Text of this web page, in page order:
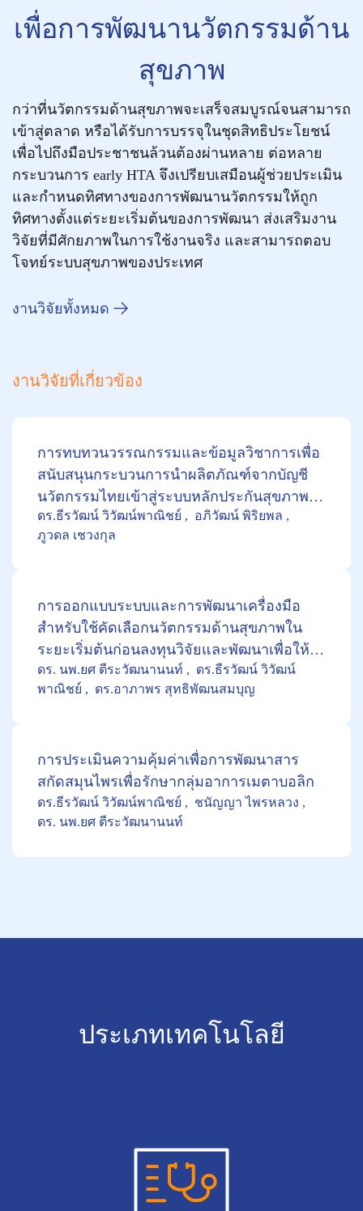
เพื่อการพัฒนานวัตกรรมด้าน
สุขภาพ
กว่าที่นวัตกรรมด้านสุขภาพจะเสร็จสมบูรณ์จนสามารถ
เข้าสู่ตลาด หรือได้รับการบรรจุในชุดสิทธิประโยชน์
เพื่อไปถึงมือประชาชนล้วนต้องผ่านหลาย ต่อหลาย
กระบวนการ early HTA จึงเปรียบเสมือนผู้ช่วยประเมิน
และกำหนดทิศทางของการพัฒนานวัตกรรมให้ถูก
ทิศทางตั้งแต่ระยะเริ่มต้นของการพัฒนา ส่งเสริมงาน
วิจัยที่มีศักยภาพในการใช้งานจริง และสามารถตอบ
โจทย์ระบบสุขภาพของประเทศ
งานวิจัยทั้งหมด
งานวิจัยที่เกี่ยวข้อง
การทบทวนวรรณกรรมและข้อมูลวิชาการเพื่อ
สนับสนุนกระบวนการนำผลิตภัณฑ์จากบัญชี
นวัตกรรมไทยเข้าสู่ระบบหลักประกันสุขภาพ
แห่งชาติ กรณีศึกษานวัตกรรมวัสดุปิดแผล
ดร.ธีรวัฒน์ วิวัฒน์พาณิชย์
อภิวัฒน์ พิริยพล
ภูวดล เชวงกุล
การออกแบบระบบและการพัฒนาเครื่องมือ
สำหรับใช้คัดเลือกนวัตกรรมด้านสุขภาพใน
ระยะเริ่มต้นก่อนลงทุนวิจัยและพัฒนาเพื่อให้มี
โอกาสบรรจุเข้าในชุดสิทธิประโยชน์ในระบบ
หลักประกันสุขภาพ
ดร. นพ.ยศ ตีระวัฒนานนท์
พาณิชย์
ดร.อาภาพร สุทธิพัฒนสมบุญ
การประเมินความคุ้มค่าเพื่อการพัฒนาสาร
สกัดสมุนไพรเพื่อรักษากลุ่มอาการเมตาบอลิก
ดร.ธีรวัฒน์ วิวัฒน์พาณิชย์
ชนัญญา ไพรหลวง
ดร. นพ.ยศ ตีระวัฒนานนท์
ประเภทเทคโนโลยี